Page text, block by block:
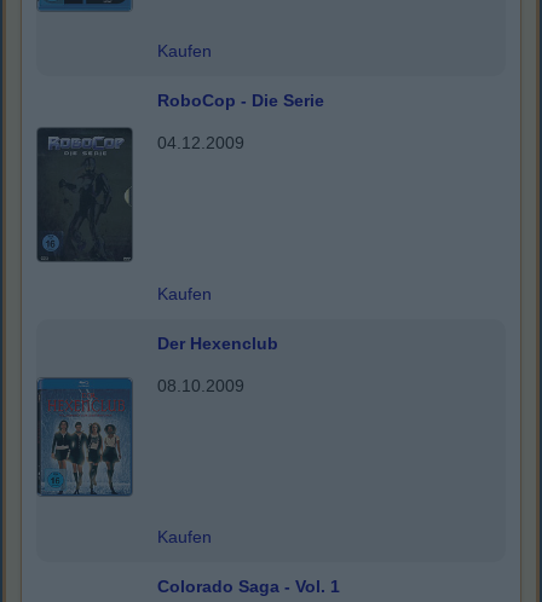
Kaufen
RoboCop - Die Serie
04.12.2009
Kaufen
Der Hexenclub
08.10.2009
Kaufen
Colorado Saga - Vol. 1